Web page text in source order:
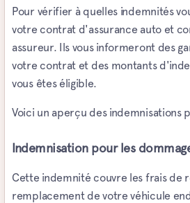
Pour vérifier à quelles indemnités
votre contrat d'assurance auto et
assureur. Ils vous informeront des
votre contrat et des montants
vous êtes éligible.
Voici un aperçu des indemnisations
Indemnisation pour les
Cette indemnité couvre les frais de
remplacement de votre véhicule